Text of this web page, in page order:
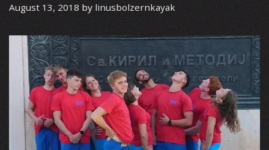
August 13, 2018 by linusbolzernkayak